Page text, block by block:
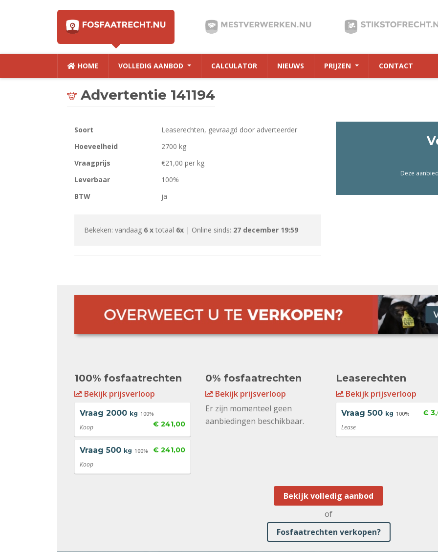
HOME VOLLEDIG AANBOD CALCULATOR NIEUWS PRIJZEN CONTACT
Advertentie 141194
Soort
Leaserechten, gevraagd door adverteerder
Hoeveelheid
2700 kg
Vraagprijs
€21,00 per kg
Leverbaar
100%
BTW
ja
Bekeken: vandaag 6 x totaal 6x | Online sinds: 27 december 19:59
Deze
100% fosfaatrechten
Bekijk prijsverloop
Vraag 2000 kg 100%
€ 241,00
Koop
Vraag 500 kg 100% € 241,00
Koop
0% fosfaatrechten
Bekijk prijsverloop
Er zijn momenteel geen
aanbiedingen beschikbaar.
Leaserechten
Bekijk prijsverloop
Vraag 500 kg 100% €
Lease
Bekijk volledig aanbod
of
Fosfaatrechten verkopen?